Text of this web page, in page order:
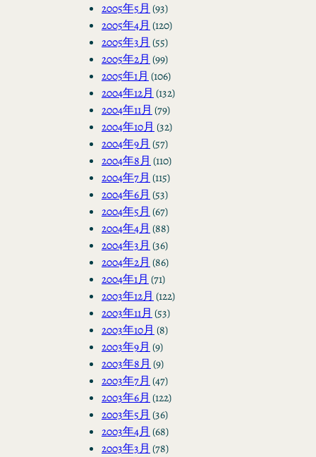
2005年5月 (93)
2005年4月 (120)
2005年3月 (55)
2005年2月 (99)
2005年1月 (106)
2004年12月 (132)
2004年11月 (79)
2004年10月 (32)
2004年9月 (57)
2004年8月 (110)
2004年7月 (115)
2004年6月 (53)
2004年5月 (67)
2004年4月 (88)
2004年3月 (36)
2004年2月 (86)
2004年1月 (71)
2003年12月 (122)
2003年11月 (53)
2003年10月 (8)
2003年9月 (9)
2003年8月 (9)
2003年7月 (47)
2003年6月 (122)
2003年5月 (36)
2003年4月 (68)
2003年3月 (78)